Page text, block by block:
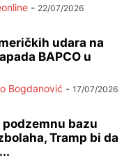
- 22/07/2026
udara na
BAPCO u
Bogdanović - 17/07/2026
bazu
Tramp bi da